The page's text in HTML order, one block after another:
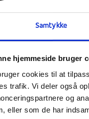
Samtykke
hjemmeside bruger
cookies til at
trafik. Vi deler også
og
eller som de har
du er